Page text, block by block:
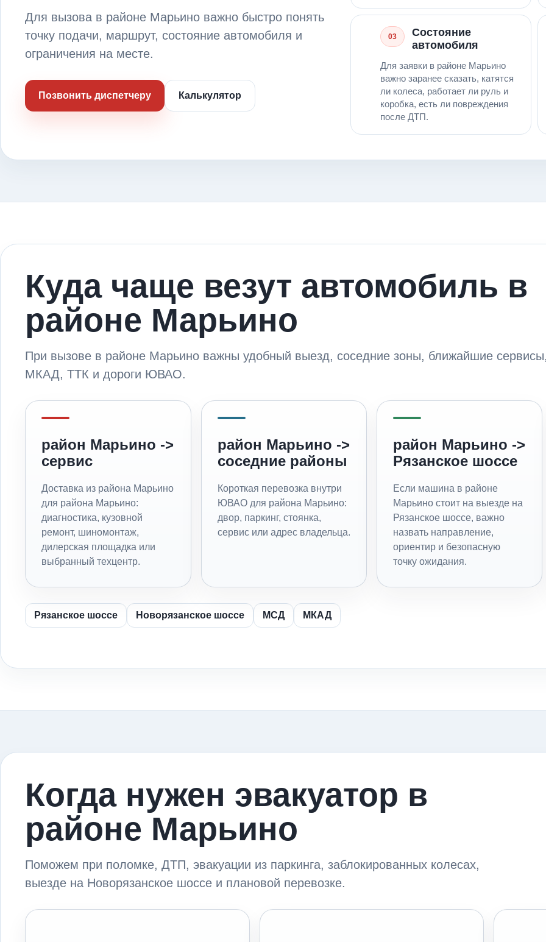
Для вызова в районе Марьино важно быстро понять
точку подачи, маршрут, состояние автомобиля и
ограничения на месте.
Позвонить диспетчеру Калькулятор
03
Состояние
автомобиля
Для заявки в районе Марьино
важно заранее сказать, катятся
ли колеса, работает ли руль и
коробка, есть ли повреждения
после ДТП.
Куда чаще везут автомобиль в
районе Марьино
При вызове в районе Марьино важны удобный выезд, соседние зоны, ближайшие
МКАД, ТТК и дороги ЮВАО.
район Марьино ->
сервис
Доставка из района Марьино
для района Марьино:
диагностика, кузовной
ремонт, шиномонтаж,
дилерская площадка или
выбранный техцентр.
район Марьино ->
соседние районы
Короткая перевозка внутри
ЮВАО для района Марьино:
двор, паркинг, стоянка,
сервис или адрес владельца.
район Марьино ->
Рязанское шоссе
Если машина в районе
Марьино стоит на выезде на
Рязанское шоссе, важно
назвать направление,
ориентир и безопасную
точку ожидания.
Рязанское шоссе Новорязанское шоссе МСД МКАД
Когда нужен эвакуатор в
районе Марьино
Поможем при поломке, ДТП, эвакуации из паркинга, заблокированных колесах,
выезде на Новорязанское шоссе и плановой перевозке.